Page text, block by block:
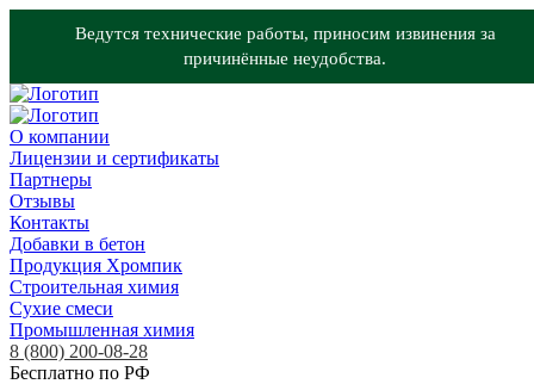
Ведутся технические работы, приносим извинения за
причинённые неудобства.
О компании
Лицензии и сертификаты
Партнеры
Отзывы
Контакты
Добавки в бетон
Продукция Хромпик
Строительная химия
Сухие смеси
Промышленная химия
8 (800) 200-08-28
Бесплатно по РФ